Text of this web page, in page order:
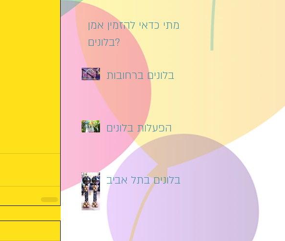
מתי כדאי להזמין אמן
בלונים?
בלונים ברחובות
הפעלות בלונים
בלונים בתל אביב